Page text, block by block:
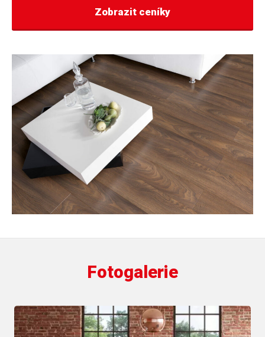
Zobrazit ceníky
Fotogalerie